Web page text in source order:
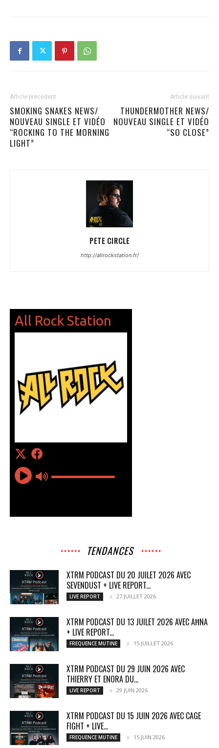
Article précédent
SMOKING SNAKES NEWS/
NOUVEAU SINGLE ET VIDÉO
“ROCKING TO THE MORNING
LIGHT”
Article suivant
THUNDERMOTHER NEWS/
NOUVEAU SINGLE ET VIDÉO
“SO CLOSE”
PETE CIRCLE
http://allrockstation.fr/
TENDANCES
XTRM PODCAST DU 20 JUILET 2026 AVEC
SEVENDUST + LIVE REPORT...
LIVE REPORT 27 JUILLET 2026
XTRM PODCAST DU 13 JUILET 2026 AVEC AĦNA
+ LIVE REPORT...
FREQUENCE MUTINE 15 JUILLET 2026
XTRM PODCAST DU 29 JUIN 2026 AVEC
THIERRY ET ENORA DU...
LIVE REPORT 29 JUIN 2026
XTRM PODCAST DU 15 JUIN 2026 AVEC CAGE
FIGHT + LIVE...
FREQUENCE MUTINE 15 JUIN 2026